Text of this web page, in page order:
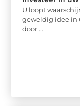
U loopt
geweldig idee in
door ...